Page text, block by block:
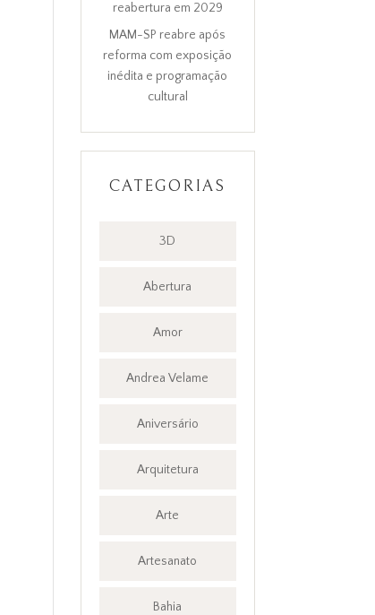
reabertura em 2029
MAM-SP reabre após
reforma com exposição
inédita e programação
cultural
CATEGORIAS
3D
Abertura
Amor
Andrea Velame
Aniversário
Arquitetura
Arte
Artesanato
Bahia